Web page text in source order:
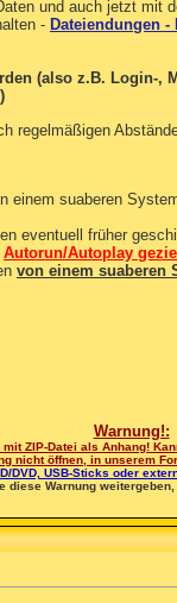
und auch jetzt mit
- Dateiendungen
(also z.B. Login-,
regelmäßigen
suaberen
eventuell früher
Autorun/Autoplay
von einem suaberen
Warnung!:
ZIP-Datei als Anhang!
nicht öffnen, in unserem
DVD, USB-Sticks oder
diese Warnung